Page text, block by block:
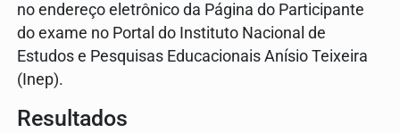
no endereço eletrônico da Página do Participante
do exame no Portal do Instituto Nacional de
Estudos e Pesquisas Educacionais Anísio Teixeira
(Inep).
Resultados